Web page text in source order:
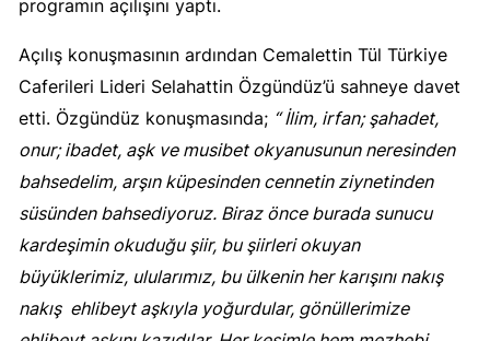
programın açılışını yaptı.
Açılış konuşmasının ardından Cemalettin Tül Türkiye
Caferileri Lideri Selahattin Özgündüz’ü sahneye davet
etti. Özgündüz konuşmasında; “ İlim, irfan; şahadet,
onur; ibadet, aşk ve musibet okyanusunun neresinden
bahsedelim, arşın küpesinden cennetin ziynetinden
süsünden bahsediyoruz. Biraz önce burada sunucu
kardeşimin okuduğu şiir, bu şiirleri okuyan
büyüklerimiz, ulularımız, bu ülkenin her karışını nakış
nakış ehlibeyt aşkıyla yoğurdular, gönüllerimize